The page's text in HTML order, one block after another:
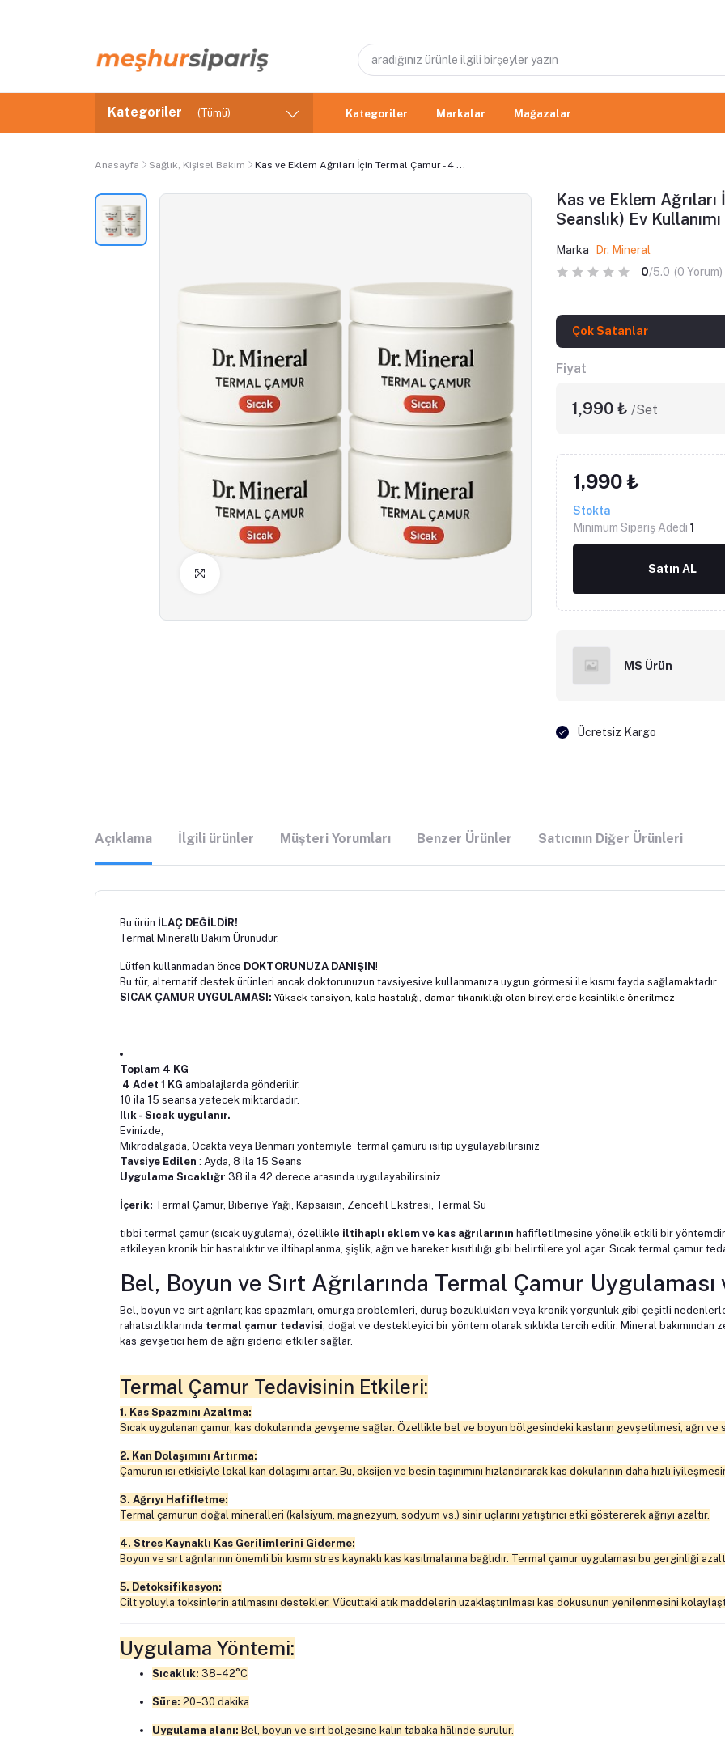
Kategoriler (Tümü) Kategoriler Markalar Mağazalar
Anasayfa Sağlık, Kişisel Bakım Kas ve Eklem Ağrıları İçin Termal Çamur - 4 ...
Kas ve Eklem
Seanslık) Ev
Marka
Dr. Mineral
0/5.0 (0 Yorum)
Çok Satanlar
Fiyat
1,990 ₺ /Set
1,990 ₺
Stokta
Minimum Sipariş Adedi 1
Satın AL
MS Ürün
Ücretsiz Kargo
Açıklama İlgili ürünler Müşteri Yorumları Benzer Ürünler Satıcının Diğer Ürünleri
Bu ürün İLAÇ DEĞİLDİR!
Termal Mineralli Bakım Ürünüdür.
Lütfen kullanmadan önce DOKTORUNUZA DANIŞIN!
Bu tür, alternatif destek ürünleri ancak doktorunuzun tavsiyesive kullanmanıza uygun görmesi ile kısmı fayda sağlamaktadır
SICAK ÇAMUR UYGULAMASI: Yüksek tansiyon, kalp hastalığı, damar tıkanıklığı olan bireylerde kesinlikle önerilmez
Toplam 4 KG
4 Adet 1 KG ambalajlarda gönderilir.
10 ila 15 seansa yetecek miktardadır.
Ilık - Sıcak uygulanır.
Evinizde;
Mikrodalgada, Ocakta veya Benmari yöntemiyle termal çamuru ısıtıp uygulayabilirsiniz
Tavsiye Edilen : Ayda, 8 ila 15 Seans
Uygulama Sıcaklığı: 38 ila 42 derece arasında uygulayabilirsiniz.
İçerik: Termal Çamur, Biberiye Yağı, Kapsaisin, Zencefil Ekstresi, Termal Su
tıbbi termal çamur (sıcak uygulama), özellikle iltihaplı eklem ve kas ağrılarının hafifletilmesine yönelik etkili bir
etkileyen kronik bir hastalıktır ve iltihaplanma, şişlik, ağrı ve hareket kısıtlılığı gibi belirtilere yol açar. Sıcak termal çamur
Bel, Boyun ve Sırt Ağrılarında Termal Çamur Uygulaması
Bel, boyun ve sırt ağrıları; kas spazmları, omurga problemleri, duruş bozuklukları veya kronik yorgunluk gibi çeşitli
rahatsızlıklarında termal çamur tedavisi, doğal ve destekleyici bir yöntem olarak sıklıkla tercih edilir. Mineral bakımından
kas gevşetici hem de ağrı giderici etkiler sağlar.
Termal Çamur Tedavisinin Etkileri:
1. Kas Spazmını Azaltma:
Sıcak uygulanan çamur, kas dokularında gevşeme sağlar. Özellikle bel ve boyun bölgesindeki kasların gevşetilmesi, ağrı ve
2. Kan Dolaşımını Artırma:
Çamurun ısı etkisiyle lokal kan dolaşımı artar. Bu, oksijen ve besin taşınımını hızlandırarak kas dokularının daha hızlı
3. Ağrıyı Hafifletme:
Termal çamurun doğal mineralleri (kalsiyum, magnezyum, sodyum vs.) sinir uçlarını yatıştırıcı etki göstererek ağrıyı azaltır.
4. Stres Kaynaklı Kas Gerilimlerini Giderme:
Boyun ve sırt ağrılarının önemli bir kısmı stres kaynaklı kas kasılmalarına bağlıdır. Termal çamur uygulaması bu gerginliği
5. Detoksifikasyon:
Cilt yoluyla toksinlerin atılmasını destekler. Vücuttaki atık maddelerin uzaklaştırılması kas dokusunun yenilenmesini
Uygulama Yöntemi:
Sıcaklık: 38–42°C
Süre: 20–30 dakika
Uygulama alanı: Bel, boyun ve sırt bölgesine kalın tabaka hâlinde sürülür.